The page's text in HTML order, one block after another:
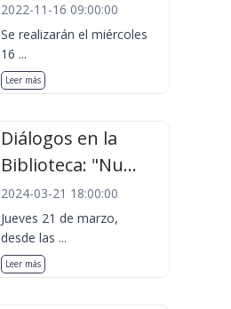
2022-11-16 09:00:00
Se realizarán el miércoles
16 ...
Leer más
Diálogos en la
Biblioteca: "Nu...
2024-03-21 18:00:00
Jueves 21 de marzo,
desde las ...
Leer más